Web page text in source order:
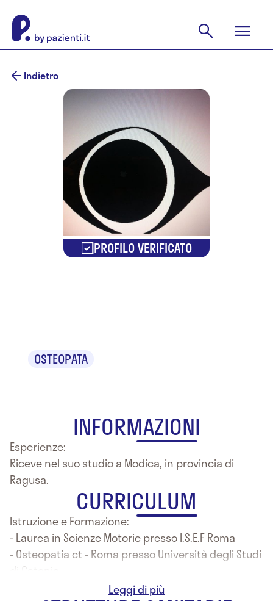
Indietro
PROFILO VERIFICATO
OSTEOPATA
INFORMAZIONI
Esperienze:
Riceve nel suo studio a Modica, in provincia di
Ragusa.
CURRICULUM
Istruzione e Formazione:
- Laurea in Scienze Motorie presso I.S.E.F Roma
- Osteopatia ct - Roma presso Università degli Studi
di Catania
- CSdOI Centro Studi di Osteopatia Italiano